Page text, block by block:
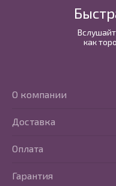
как
О компании
Доставка
Оплата
Гарантия